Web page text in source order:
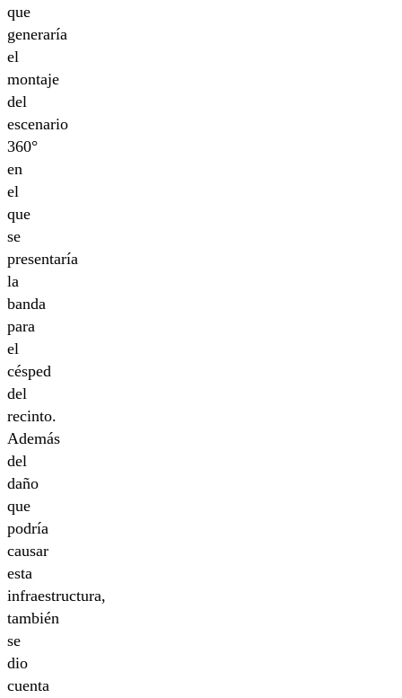
que
generaría
el
montaje
del
escenario
360°
en
el
que
se
presentaría
la
banda
para
el
césped
del
recinto.
Además
del
daño
que
podría
causar
esta
infraestructura,
también
se
dio
cuenta